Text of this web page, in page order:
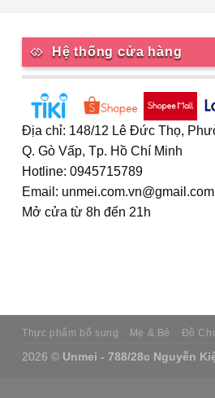
Hệ thống cửa hàng
Địa chỉ: 148/12 Lê Đức Thọ,
Q. Gò Vấp, Tp. Hồ Chí Minh
Hotline: 0945715789
Email: unmei.com.vn@gmail.com
Mở cửa từ 8h đến 21h
Thực phẩm bổ sung Mẹ & Bé Đồ
2026 © Unmei - 788/28c Nguyễn